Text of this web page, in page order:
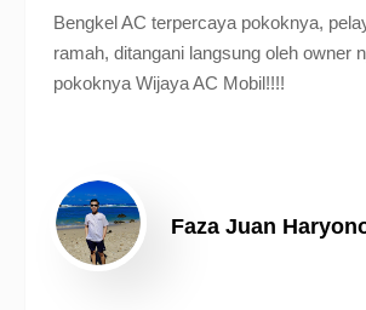
Bengkel AC terpercaya pokoknya,
ramah, ditangani langsung oleh owner
pokoknya Wijaya AC Mobil!!!!
Faza Juan